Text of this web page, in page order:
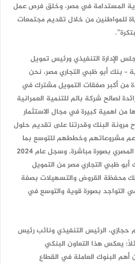
المستدامة في مصر، وخلق فرص عمل
للمواطنين من خلال تقديم مجتمعات
الإدارة التنفيذي ورئيس تمويل
– بنك أبو ظبي التجاري مصر، نحن
من أكبر صفقات التمويل مشترك في
لصالح شركة بالم للتنمية العمرانية
من اهمية كبيرة في مجال الاستثمار
مرونة البنك وقدرتنا على تقديم حلول
مشروعاتهم وخططهم للتوسع بما
يعود بالنفع على الاقتصادر المصري بصورة مباشرة. وسجل عام 2024
ظبي التجاري مصر من التمويل
محفظة القروض والتسهيلات بصفة
التواجد بصورة قوية والتوسع في
الرئيس التنفيذي ونائب رئيس
يعكس هذا التعاون البنكي
أهم البنوك العاملة في القطاع